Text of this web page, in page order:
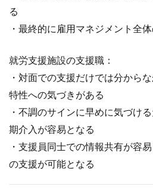
る
・最終的に雇用マネジメント全
就労支援施設の支援職：
・対面での支援だけでは分から
特性への気づきがある
・不調のサインに早めに気づけ
期介入が容易となる
・支援員同士での情報共有が容
の支援が可能となる